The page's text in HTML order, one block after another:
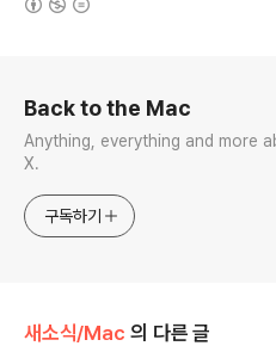
Back to the Mac
Anything, everything and more
X.
구독하기
새소식/Mac 의 다른 글